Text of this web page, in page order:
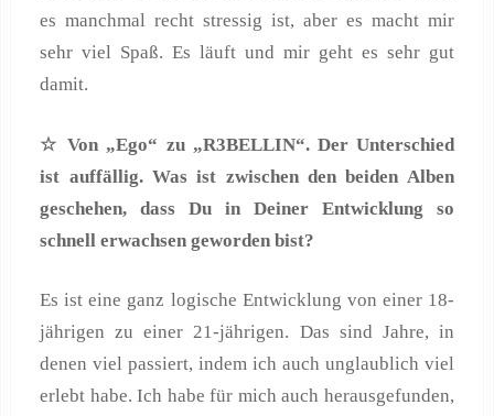
es manchmal recht stressig ist, aber es macht mir
sehr viel Spaß. Es läuft und mir geht es sehr gut
damit.
☆ Von „Ego“ zu „R3BELLIN“. Der Unterschied
ist auffällig. Was ist zwischen den beiden Alben
geschehen, dass Du in Deiner Entwicklung so
schnell erwachsen geworden bist?
Es ist eine ganz logische Entwicklung von einer 18-
jährigen zu einer 21-jährigen. Das sind Jahre, in
denen viel passiert, indem ich auch unglaublich viel
erlebt habe. Ich habe für mich auch herausgefunden,